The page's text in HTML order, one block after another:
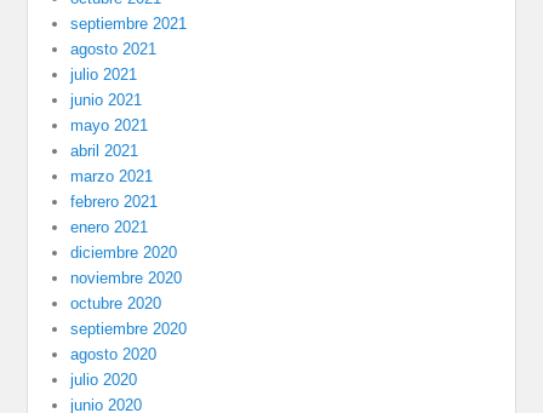
septiembre 2021
agosto 2021
julio 2021
junio 2021
mayo 2021
abril 2021
marzo 2021
febrero 2021
enero 2021
diciembre 2020
noviembre 2020
octubre 2020
septiembre 2020
agosto 2020
julio 2020
junio 2020